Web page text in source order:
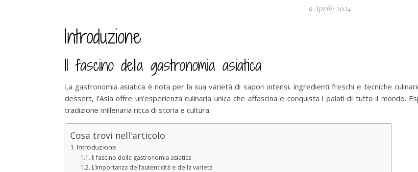
9 Aprile 2024
Introduzione
Il fascino della gastronomia asiatica
La gastronomia asiatica è nota per la sua varietà di sapori intensi, ingredienti freschi e tecniche
dessert, l’Asia offre un’esperienza culinaria unica che affascina e conquista i palati di tutto il mondo.
tradizione millenaria ricca di storia e cultura.
Cosa trovi nell'articolo
Introduzione
Il fascino della gastronomia asiatica
L’importanza dell’autenticità e della varietà